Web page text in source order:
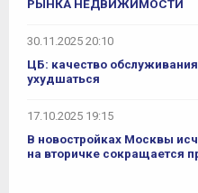
РЫНКА НЕДВИЖИМОСТИ
30.11.2025 20:10
ЦБ: качество
ухудшаться
17.10.2025 19:15
В новостройках Москвы
на вторичке сокращается